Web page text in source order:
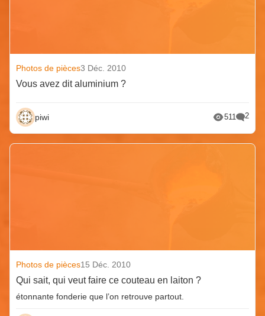
Photos de pièces3 Déc. 2010
Vous avez dit aluminium ?
piwi 511 2
Photos de pièces15 Déc. 2010
Qui sait, qui veut faire ce couteau en laiton ?
étonnante fonderie que l’on retrouve partout.